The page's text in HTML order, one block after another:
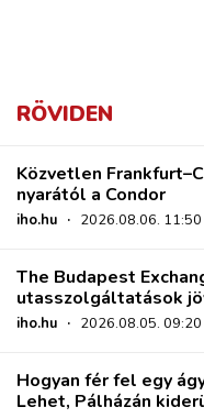
RÖVIDEN
Közvetlen
nyarától a Condor
iho.hu · 2026.08.06. 11:50
The Budapest
utasszolgáltatások
iho.hu · 2026.08.05. 09:20
Hogyan fér fel egy
Lehet, Pálházán